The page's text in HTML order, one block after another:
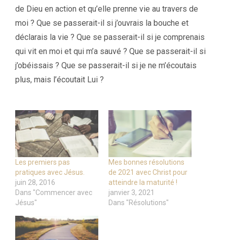
de Dieu en action et qu’elle prenne vie au travers de
moi ? Que se passerait-il si j’ouvrais la bouche et
déclarais la vie ? Que se passerait-il si je comprenais
qui vit en moi et qui m’a sauvé ? Que se passerait-il si
j’obéissais ? Que se passerait-il si je ne m’écoutais
plus, mais l’écoutait Lui ?
Les premiers pas
pratiques avec Jésus.
juin 28, 2016
Dans "Commencer avec
Jésus"
Mes bonnes résolutions
de 2021 avec Christ pour
atteindre la maturité !
janvier 3, 2021
Dans "Résolutions"